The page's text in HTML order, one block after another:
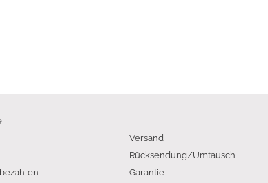
Versand
Rücksendung/Umtausch
Garantie